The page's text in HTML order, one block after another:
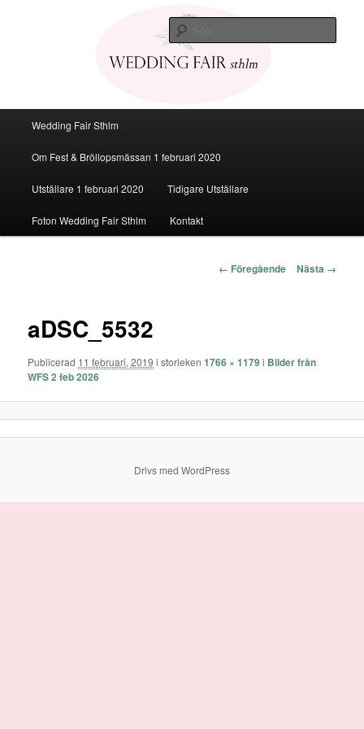
Bröllopsmässa Stockholm 2020
Hoppa
till
huvudinnehåll
Wedding Fair Sthlm
Om Fest & Bröllopsmässan 1 februari 2020
Utställare 1 februari 2020 Tidigare Utställare
Foton Wedding Fair Sthlm Kontakt
Bildnavigering
← Föregående Nästa →
aDSC_5532
Publicerad 11 februari, 2019 i storleken1766 × 1179i Bilder från
WFS 2 feb 2026
Drivs med WordPress